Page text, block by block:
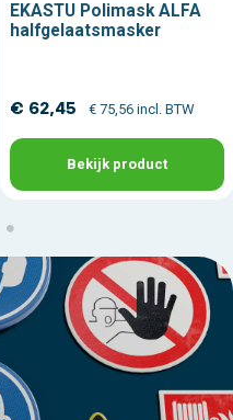
EKASTU Polimask ALFA
halfgelaatsmasker
€ 62,45 € 75,56 incl. BTW
Bekijk product